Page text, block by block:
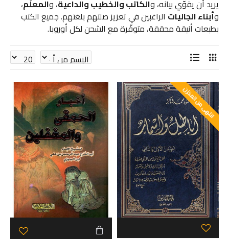
يريد أن يقوّي بيانه، والكاتب والخطيب والداعية، والمعلّم،
وأبناء الجاليات الراغبين في تعزيز صلتهم بلغتهم. جميع الكتب
بطبعات أنيقة محققة، متوفّرة مع الشحن لكل أوروبا.
انتهى من المخزن